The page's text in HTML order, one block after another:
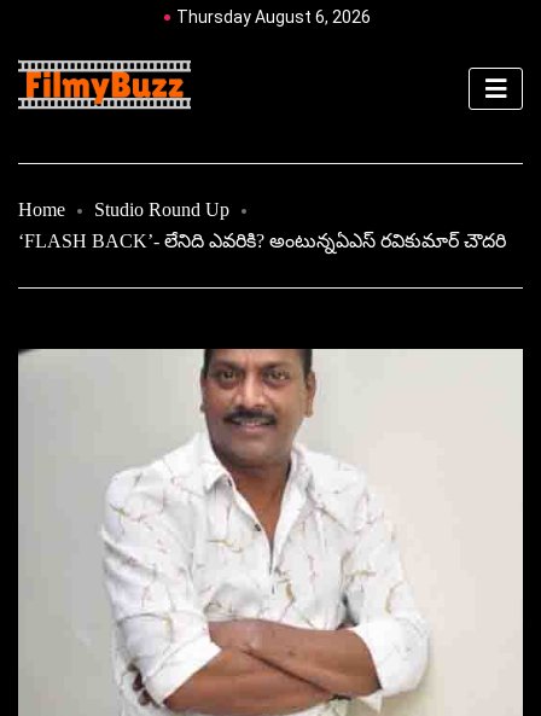
Thursday August 6, 2026
Home
Studio Round Up
‘FLASH BACK’- లేనిది ఎవరికి? అంటున్నఏఎస్ రవికుమార్ చౌదరి